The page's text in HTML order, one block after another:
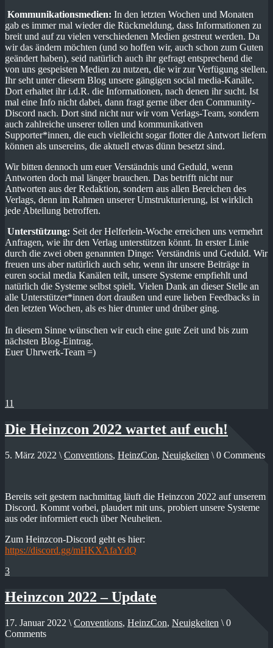
Kommunikationsmedien: In den letzten Wochen und Monaten
gab es immer mal wieder die Rückmeldung, dass Informationen zu
breit und auf zu vielen verschiedenen Medien gestreut werden. Da
wir das ändern möchten (und so hoffen wir, auch schon zum Guten
geändert haben), seid natürlich auch ihr gefragt entsprechend die
von uns gespeisten Medien zu nutzen, die wir zur Verfügung stellen.
Ihr seht unter diesem Blog unsere gängigen social media-Kanäle.
Dort erhaltet ihr i.d.R. die Informationen, nach denen ihr sucht. Ist
mal eine Info nicht dabei, dann fragt gerne über den Community-
Discord nach. Dort sind nicht nur wir vom Verlags-Team, sondern
auch zahlreiche unserer tollen und kommunikativen
Supporter*innen, die euch vielleicht sogar flotter die Antwort liefern
können als unsereins, die aktuell etwas dünn besetzt sind.
Wir bitten dennoch um euer Verständnis und Geduld, wenn
Antworten doch mal länger brauchen. Das betrifft nicht nur
Antworten aus der Redaktion, sondern aus allen Bereichen des
Verlags, denn im Rahmen unserer Umstrukturierung, ist wirklich
jede Abteilung betroffen.
Unterstützung: Seit der Helferlein-Woche erreichen uns vermehrt
Anfragen, wie ihr den Verlag unterstützen könnt. In erster Linie
durch die zwei oben genannten Dinge: Verständnis und Geduld. Wir
freuen uns aber natürlich auch sehr, wenn ihr unsere Beiträge in
euren social media Kanälen teilt, unsere Systeme empfiehlt und
natürlich die Systeme selbst spielt. Vielen Dank an dieser Stelle an
alle Unterstützer*innen dort draußen und eure lieben Feedbacks in
den letzten Wochen, als es hier drunter und drüber ging.
In diesem Sinne wünschen wir euch eine gute Zeit und bis zum
nächsten Blog-Eintrag.
Euer Uhrwerk-Team =)
11
Die Heinzcon 2022 wartet auf euch!
5. März 2022 \ Conventions, HeinzCon, Neuigkeiten \ 0 Comments
Bereits seit gestern nachmittag läuft die Heinzcon 2022 auf unserem
Discord. Kommt vorbei, plaudert mit uns, probiert unsere Systeme
aus oder informiert euch über Neuheiten.
Zum Heinzcon-Discord geht es hier:
https://discord.gg/mHKXAfaYdQ
3
Heinzcon 2022 – Update
17. Januar 2022 \ Conventions, HeinzCon, Neuigkeiten \ 0
Comments